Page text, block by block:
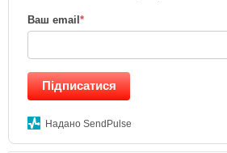
Ваш email*
Підписатися
Надано SendPulse